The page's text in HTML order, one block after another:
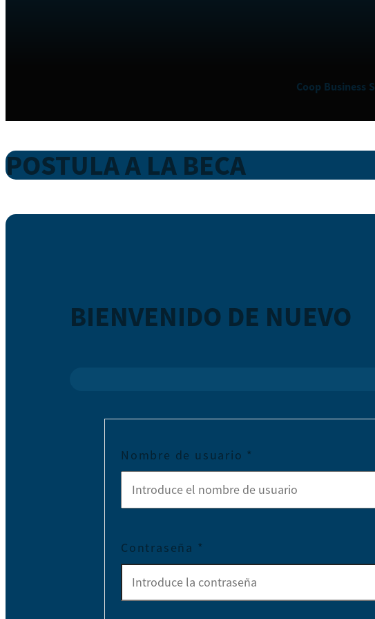
Coop Business
POSTULA A LA BECA
BIENVENIDO DE NUEVO
Nombre de usuario *
Contraseña *